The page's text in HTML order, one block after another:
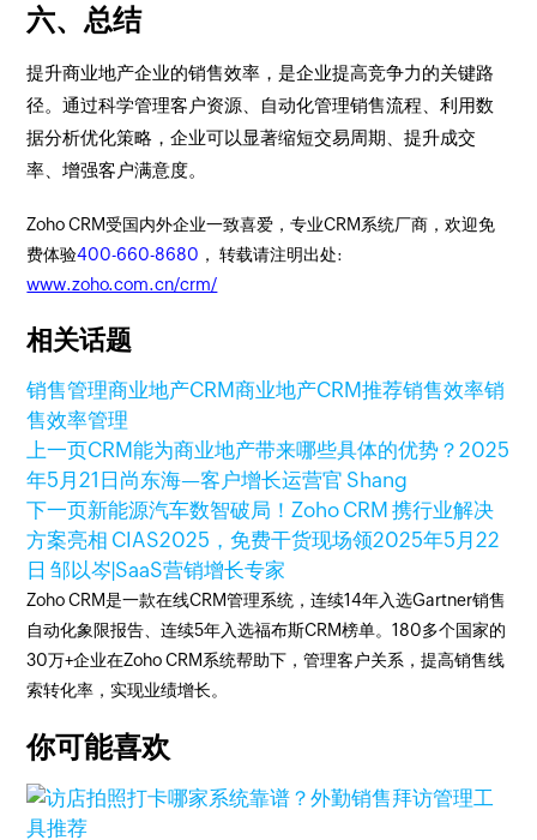
六、总结
提升商业地产企业的销售效率，是企业提高竞争力的关键路
径。通过科学管理客户资源、自动化管理销售流程、利用数
据分析优化策略，企业可以显著缩短交易周期、提升成交
率、增强客户满意度。
Zoho CRM受国内外企业一致喜爱，专业CRM系统厂商，欢迎免
费体验400-660-8680 ， 转载请注明出处:
www.zoho.com.cn/crm/
相关话题
销售管理商业地产CRM商业地产CRM推荐销售效率销
售效率管理
上一页CRM能为商业地产带来哪些具体的优势？2025
年5月21日 尚东海—客户增长运营官 Shang
下一页新能源汽车数智破局！Zoho CRM 携行业解决
方案亮相 CIAS2025，免费干货现场领2025年5月22
日 邹以岑|SaaS营销增长专家
Zoho CRM是一款在线CRM管理系统，连续14年入选Gartner销售
自动化象限报告、连续5年入选福布斯CRM榜单。180多个国家的
30万+企业在Zoho CRM系统帮助下，管理客户关系，提高销售线
索转化率，实现业绩增长。
你可能喜欢